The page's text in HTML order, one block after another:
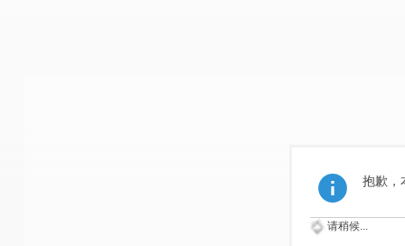
抱歉，
请稍候...